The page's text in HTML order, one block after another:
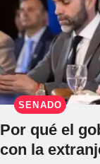
SENADO
Por qué el
con la